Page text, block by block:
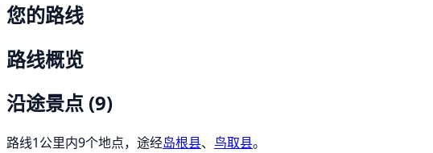
您的路线
路线概览
沿途景点 (9)
路线1公里内9个地点，途经岛根县、 鸟取县。